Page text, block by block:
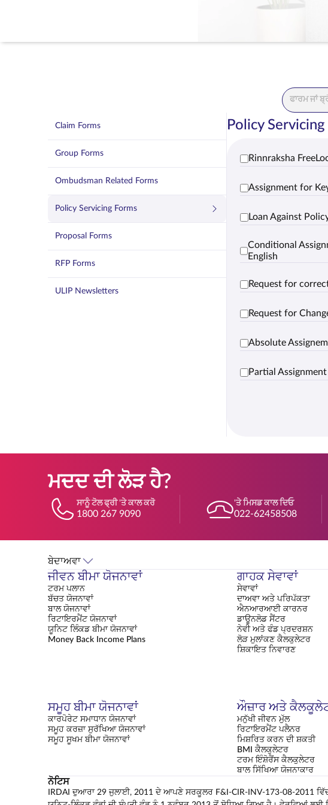
Claim Forms
Group Forms
Ombudsman Related Forms
Policy Servicing Forms
Proposal Forms
RFP Forms
ULIP Newsletters
Policy
Rinnraksha
Assignment for
Loan Against
Conditional
English
Request for
Request for
Absolute
Partial
ਮਦਦ ਦੀ ਲੋੜ ਹੈ?
ਸਾਨੂੰ ਟੋਲ ਫ੍ਰੀ 'ਤੇ ਕਾਲ ਕਰੋ
1800 267 9090
'ਤੇ ਮਿਸਡ ਕਾਲ ਦਿਓ
022-62458508
ਬੇਦਾਅਵਾ
ਜੀਵਨ ਬੀਮਾ ਯੋਜਨਾਵਾਂ
ਟਰਮ ਪਲਾਨ
ਬੱਚਤ ਯੋਜਨਾਵਾਂ
ਬਾਲ ਯੋਜਨਾਵਾਂ
ਰਿਟਾਇਰਮੈਂਟ ਯੋਜਨਾਵਾਂ
ਯੂਨਿਟ ਲਿੰਕਡ ਬੀਮਾ ਯੋਜਨਾਵਾਂ
Money Back Income Plans
ਗਾਹਕ ਸੇਵਾਵਾਂ
ਸੇਵਾਵਾਂ
ਦਾਅਵਾ ਅਤੇ ਪਰਿਪੱਕਤਾ
ਐਨਆਰਆਈ ਕਾਰਨਰ
ਡਾਊਨਲੋਡ ਸੈਂਟਰ
ਨੇਵੀ ਅਤੇ ਫੰਡ ਪ੍ਰਦਰਸ਼ਨ
ਲੋੜ ਮੁਲਾਂਕਣ ਕੈਲਕੁਲੇਟਰ
ਸ਼ਿਕਾਇਤ ਨਿਵਾਰਣ
ਸਮੂਹ ਬੀਮਾ ਯੋਜਨਾਵਾਂ
ਕਾਰਪੋਰੇਟ ਸਮਾਧਾਨ ਯੋਜਨਾਵਾਂ
ਸਮੂਹ ਕਰਜ਼ਾ ਸੁਰੱਖਿਆ ਯੋਜਨਾਵਾਂ
ਸਮੂਹ ਸੂਖਮ ਬੀਮਾ ਯੋਜਨਾਵਾਂ
ਔਜ਼ਾਰ ਅਤੇ
ਮਨੁੱਖੀ ਜੀਵਨ ਮੁੱਲ
ਰਿਟਾਇਰਮੈਂਟ ਪਲੈਨਰ
ਮਿਸ਼ਰਿਤ ਕਰਨ ਦੀ ਸ਼ਕਤੀ
BMI ਕੈਲਕੁਲੇਟਰ
ਟਰਮ ਇੰਸ਼ੋਰੈਂਸ ਕੈਲਕੁਲੇਟਰ
ਬਾਲ ਸਿੱਖਿਆ ਯੋਜਨਾਕਾਰ
ਨੋਟਿਸ
IRDAI ਦੁਆਰਾ 29 ਜੁਲਾਈ, 2011 ਦੇ ਆਪਣੇ ਸਰਕੂਲਰ F&I-CIR-INV-173-08-2011